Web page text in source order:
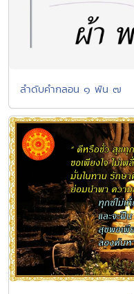
ลำดับคำกลอน ๑ พัน ๗